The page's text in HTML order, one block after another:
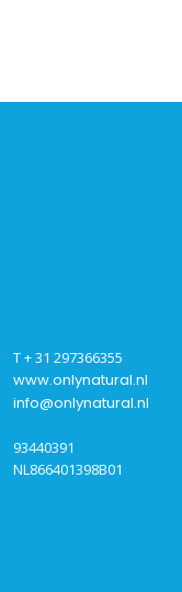
T + 31 297366355
www.onlynatural.nl
info@onlynatural.nl
93440391
NL866401398B01